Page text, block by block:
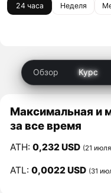
24 часа Неделя
Обзор Курс
Максимальная и
за все время
ATH:0,232 USD (21
ATL:0,0022 USD (31